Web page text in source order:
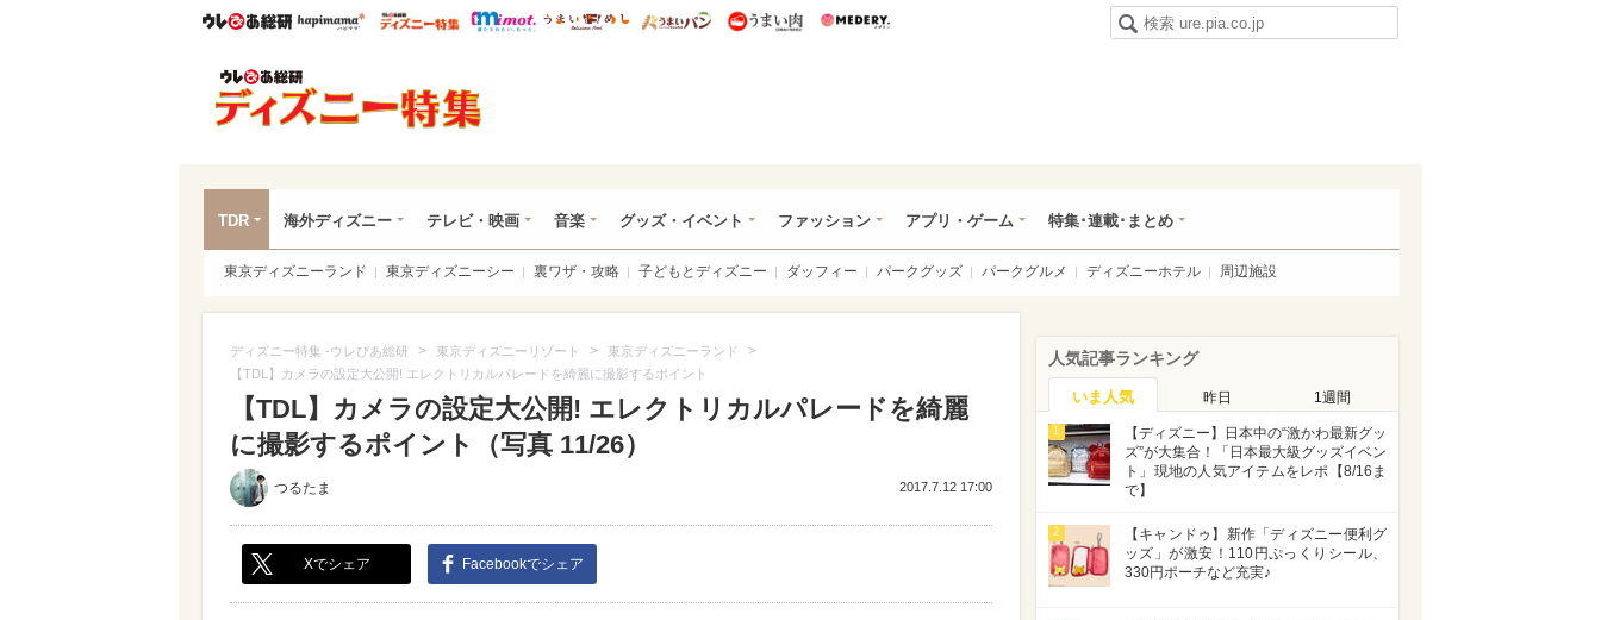
ウレぴあ総研ハピママ* ウレぴあ総研 ディズニー特集
mimot. うまいめし うまいパン うまい肉
TDR 海外ディズニー テレビ・映画 音楽 グッズ・イベント ファッション アプリ・ゲーム 特集･連載･まとめ
東京ディズニーランド 東京ディズニーシー 裏ワザ・攻略 子どもとディズニー ダッフィー パークグッズ パークグルメ ディズニーホテル 周辺施設
ディズニー特集 -ウレぴあ総研 > 東京ディズニーリゾート > 東京ディズニーランド >
【TDL】カメラの設定大公開! エレクトリカルパレードを綺麗に撮影するポイント
【TDL】カメラの設定大公開! エレクトリカルパレードを綺麗
に撮影するポイント（写真 11/26）
つるたま 2017.7.12 17:00
Xでシェア Facebookでシェア
人気記事ランキング
いま人気 昨日 1週間
1
【ディズニー】日本中の“激かわ最新グッ
ズ”が大集合！「日本最大級グッズイベン
ト」現地の人気アイテムをレポ【8/16ま
で】
2
【キャンドゥ】新作「ディズニー便利グ
ッズ」が激安！110円ぷっくりシール、
330円ポーチなど充実♪